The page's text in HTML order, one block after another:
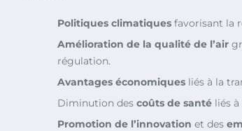
Politiques climatiques favorisant la
Amélioration de la qualité de l’air
régulation.
Avantages économiques liés à la
Diminution des coûts de santé liés
Promotion de l’innovation et des